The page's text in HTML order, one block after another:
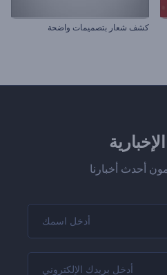
كشف شعار بتصميمات واضحة
أحدث أخبارنا